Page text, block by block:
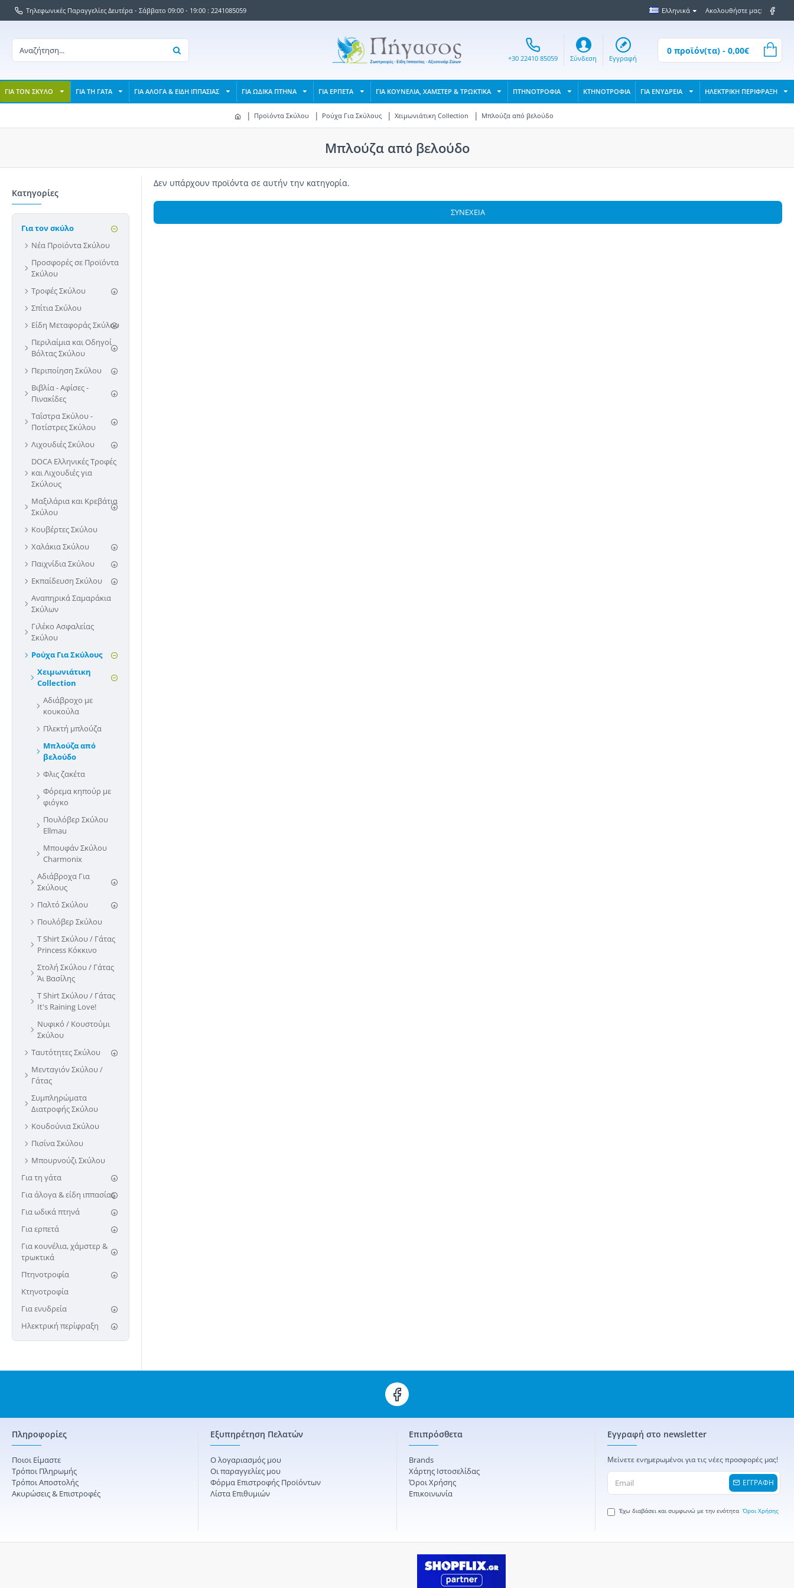
Τηλεφωνικές Παραγγελίες Δευτέρα - Σάββατο 09:00 - 19:00 : 2241085059 Ελληνικά Ακολουθήστε μας:
+30 22410 85059 Σύνδεση Εγγραφή
0 προϊόν(τα) - 0,00€
ΓΙΑ ΤΟΝ ΣΚΥΛΟ ΓΙΑ ΤΗ ΓΑΤΑ ΓΙΑ ΑΛΟΓΑ & ΕΙΔΗ ΙΠΠΑΣΙΑΣ ΓΙΑ ΩΔΙΚΑ ΠΤΗΝΑ ΓΙΑ ΕΡΠΕΤΑ ΓΙΑ ΚΟΥΝΕΛΙΑ, ΧΑΜΣΤΕΡ & ΤΡΩΚΤΙΚΑ ΠΤΗΝΟΤΡΟΦΙΑ ΚΤΗΝΟΤΡΟΦΙΑ ΓΙΑ ΕΝΥΔΡΕΙΑ ΗΛΕΚΤΡΙΚΗ ΠΕΡΙΦΡΑΞΗ
Προϊόντα Σκύλου Ρούχα Για Σκύλους Χειμωνιάτικη Collection Μπλούζα από βελούδο
Μπλούζα από βελούδο
Κατηγορίες
Για τον σκύλο
Νέα Προϊόντα Σκύλου
Προσφορές σε Προϊόντα
Σκύλου
Τροφές Σκύλου
Σπίτια Σκύλου
Είδη Μεταφοράς Σκύλου
Περιλαίμια και Οδηγοί
Βόλτας Σκύλου
Περιποίηση Σκύλου
Βιβλία - Αφίσες -
Πινακίδες
Ταΐστρα Σκύλου -
Ποτίστρες Σκύλου
Λιχουδιές Σκύλου
DOCA Ελληνικές Τροφές
και Λιχουδιές για
Σκύλους
Μαξιλάρια και Κρεβάτια
Σκύλου
Κουβέρτες Σκύλου
Χαλάκια Σκύλου
Παιχνίδια Σκύλου
Εκπαίδευση Σκύλου
Αναπηρικά Σαμαράκια
Σκύλων
Γιλέκο Ασφαλείας
Σκύλου
Ρούχα Για Σκύλους
Χειμωνιάτικη
Collection
Αδιάβροχο με
κουκούλα
Πλεκτή μπλούζα
Μπλούζα από
βελούδο
Φλις ζακέτα
Φόρεμα κηπούρ με
φιόγκο
Πουλόβερ Σκύλου
Ellmau
Μπουφάν Σκύλου
Charmonix
Αδιάβροχα Για
Σκύλους
Παλτό Σκύλου
Πουλόβερ Σκύλου
T Shirt Σκύλου / Γάτας
Princess Κόκκινο
Στολή Σκύλου / Γάτας
Άι Βασίλης
T Shirt Σκύλου / Γάτας
It's Raining Love!
Νυφικό / Κουστούμι
Σκύλου
Ταυτότητες Σκύλου
Μενταγιόν Σκύλου /
Γάτας
Συμπληρώματα
Διατροφής Σκύλου
Κουδούνια Σκύλου
Πισίνα Σκύλου
Μπουρνούζι Σκύλου
Για τη γάτα
Για άλογα & είδη ιππασίας
Για ωδικά πτηνά
Για ερπετά
Για κουνέλια, χάμστερ &
τρωκτικά
Πτηνοτροφία
Κτηνοτροφία
Για ενυδρεία
Ηλεκτρική περίφραξη
Δεν υπάρχουν προϊόντα σε αυτήν την κατηγορία.
ΣΥΝΈΧΕΙΑ
Πληροφορίες
Ποιοι Είμαστε
Τρόποι Πληρωμής
Τρόποι Αποστολής
Ακυρώσεις & Επιστροφές
Εξυπηρέτηση Πελατών
Ο λογαριασμός μου
Οι παραγγελίες μου
Φόρμα Επιστροφής Προϊόντων
Λίστα Επιθυμιών
Επιπρόσθετα
Brands
Χάρτης Ιστοσελίδας
Όροι Χρήσης
Επικοινωνία
Εγγραφή στο newsletter
Μείνετε ενημερωμένοι για τις νέες προσφορές μας!
ΕΓΓΡΑΦΗ
Έχω διαβάσει και συμφωνώ με την ενότητα Όροι Χρήσης